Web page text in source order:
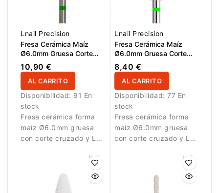
Lnail Precision
Fresa Cerámica Maíz
Ø6.0mm Gruesa Corte
Cruzado LT 14.5mm L/R
10,90 €
AL CARRITO
Disponibilidad: 91 En
stock
Fresa cerámica forma
maíz Ø6.0mm gruesa
con corte cruzado y LT
eliminación rápida de
Lnail Precision
Fresa Cerámica Maíz
Ø6.0mm Gruesa Corte
Cruzado LT 14.5mm
8,40 €
AL CARRITO
Disponibilidad: 77 En
stock
Fresa cerámica forma
maíz Ø6.0mm gruesa
con corte cruzado y LT
eliminación rápida de